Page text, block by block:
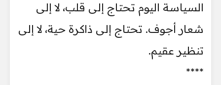
السياسة اليوم تحتاج إلى قلب، لا إلى
شعار أجوف. تحتاج إلى ذاكرة حية، لا إلى
تنظير عقيم.
****